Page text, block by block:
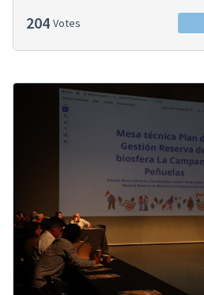
204 Votes